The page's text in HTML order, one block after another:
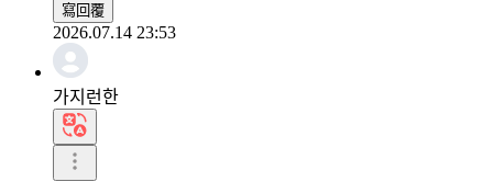
寫回覆
2026.07.14 23:53
가지런한